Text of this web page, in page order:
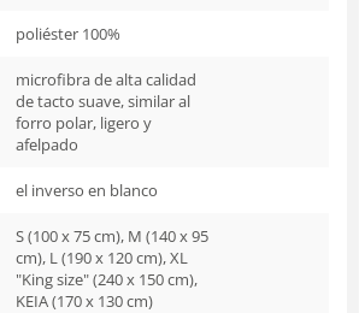
poliéster 100%
microfibra de alta calidad
de tacto suave, similar al
forro polar, ligero y
afelpado
el inverso en blanco
S (100 x 75 cm), M (140 x 95
cm), L (190 x 120 cm), XL
"King size" (240 x 150 cm),
KEIA (170 x 130 cm)